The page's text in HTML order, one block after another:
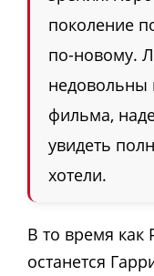
поколение
по-новому.
фильма,
увидеть
хотели.
В то время как
останется